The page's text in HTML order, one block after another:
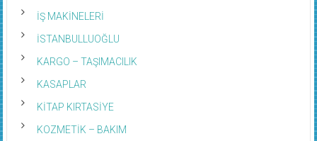
İŞ MAKİNELERİ
İSTANBULLUOĞLU
KARGO – TAŞIMACILIK
KASAPLAR
KİTAP KIRTASİYE
KOZMETİK – BAKIM